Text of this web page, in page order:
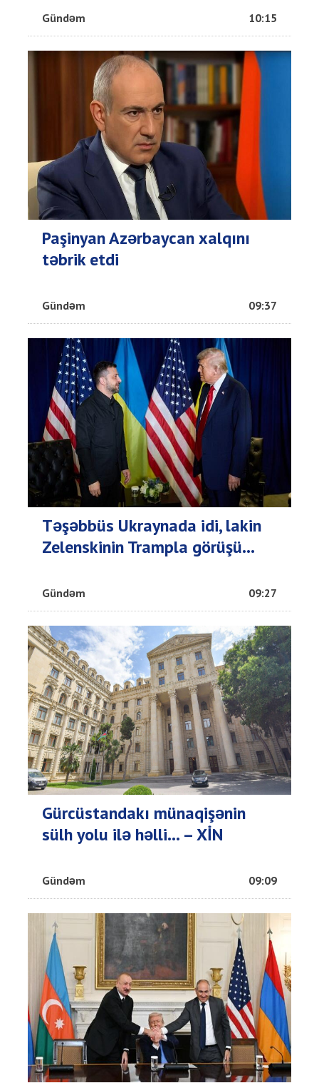
Gündəm 10:15
Paşinyan Azərbaycan xalqını
təbrik etdi
Gündəm 09:37
Təşəbbüs Ukraynada idi, lakin
Zelenskinin Trampla görüşü...
Gündəm 09:27
Gürcüstandakı münaqişənin
sülh yolu ilə həlli... – XİN
Gündəm 09:09